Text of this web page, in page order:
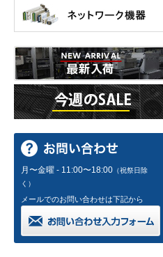
月〜金曜 - 11:00〜18:00 （祝祭日除
く）
メールでのお問い合わせは下記から